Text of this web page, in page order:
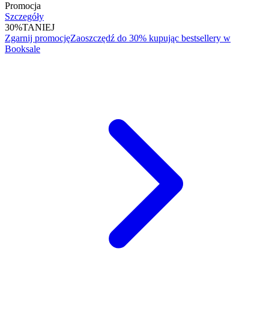
Promocja
Szczegóły
30%TANIEJ
Zgarnij promocjęZaoszczędź do 30% kupując bestsellery w
Booksale